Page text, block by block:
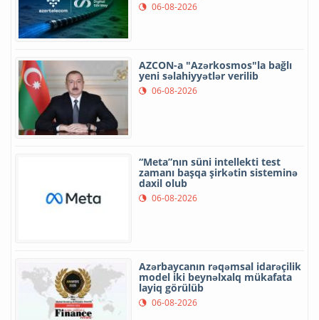
06-08-2026
AZCON-a "Azərkosmos"la bağlı
yeni səlahiyyətlər verilib
06-08-2026
“Meta”nın süni intellekti test
zamanı başqa şirkətin sisteminə
daxil olub
06-08-2026
Azərbaycanın rəqəmsal idarəçilik
model iki beynəlxalq mükafata
layiq görülüb
06-08-2026